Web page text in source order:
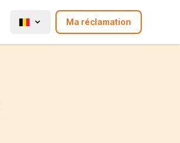
Ma réclamation